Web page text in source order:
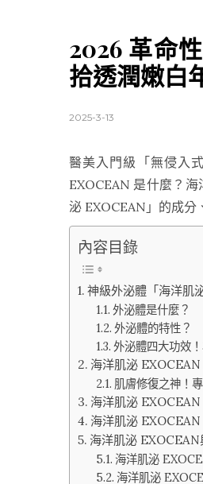
2026 革命
拾透潤嫩白
2025-3-13
醫美入門級「無侵入
EXOCEAN 是什麼？
泌 EXOCEAN」的成分
內容目錄
神級外泌體「海洋肌
外泌體是什麼？
外泌體的特性？
外泌體四大功效
海洋肌泌
肌膚修復之神！
海洋肌泌
海洋肌泌
海洋肌泌
海洋肌泌
海洋肌泌